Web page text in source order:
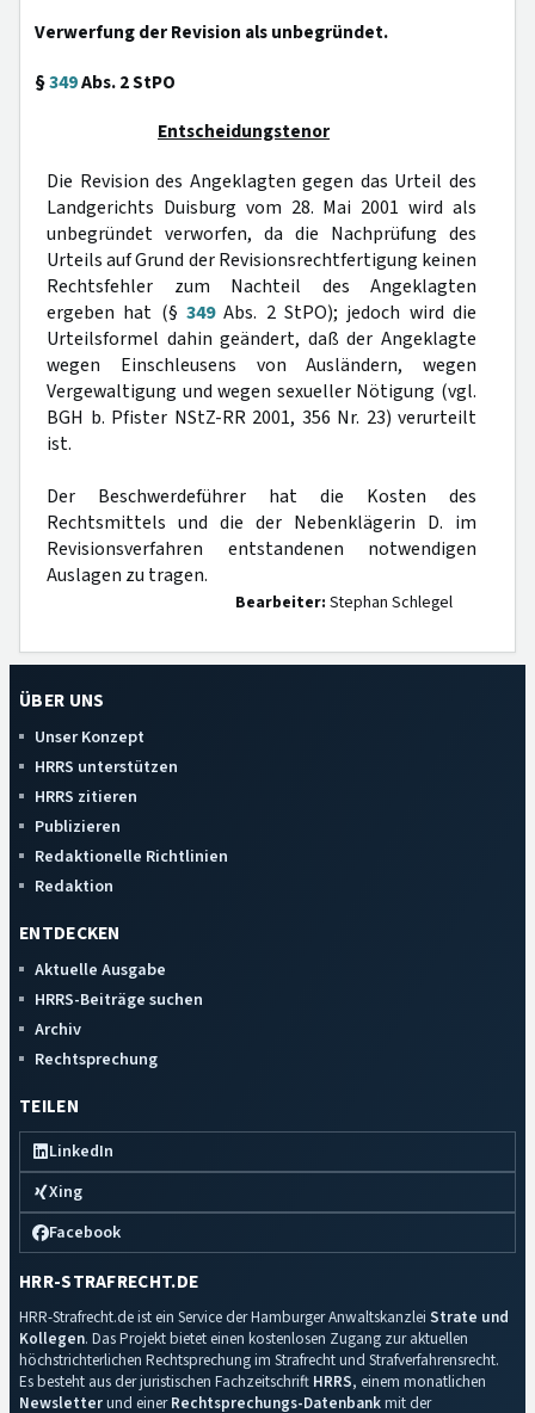
Verwerfung der Revision als unbegründet.
§349Abs. 2 StPO
Entscheidungstenor
Die Revision des Angeklagten gegen das Urteil des
Landgerichts Duisburg vom 28. Mai 2001 wird als
unbegründet verworfen, da die Nachprüfung des
Urteils auf Grund der Revisionsrechtfertigung keinen
Rechtsfehler zum Nachteil des Angeklagten
ergeben hat (§ 349Abs. 2 StPO); jedoch wird die
Urteilsformel dahin geändert, daß der Angeklagte
wegen Einschleusens von Ausländern, wegen
Vergewaltigung und wegen sexueller Nötigung (vgl.
BGH b. Pfister NStZ-RR 2001, 356 Nr. 23) verurteilt
ist.
Der Beschwerdeführer hat die Kosten des
Rechtsmittels und die der Nebenklägerin D. im
Revisionsverfahren entstandenen notwendigen
Auslagen zu tragen.
Bearbeiter: Stephan Schlegel
ÜBER UNS
Unser Konzept
HRRS unterstützen
HRRS zitieren
Publizieren
Redaktionelle Richtlinien
Redaktion
ENTDECKEN
Aktuelle Ausgabe
HRRS-Beiträge suchen
Archiv
Rechtsprechung
TEILEN
LinkedIn
Xing
Facebook
HRR-STRAFRECHT.DE
HRR-Strafrecht.de ist ein Service der Hamburger Anwaltskanzlei Strate und
Kollegen. Das Projekt bietet einen kostenlosen Zugang zur aktuellen
höchstrichterlichen Rechtsprechung im Strafrecht und Strafverfahrensrecht.
Es besteht aus der juristischen Fachzeitschrift HRRS, einem monatlichen
Newsletterund einerRechtsprechungs-Datenbankmit der